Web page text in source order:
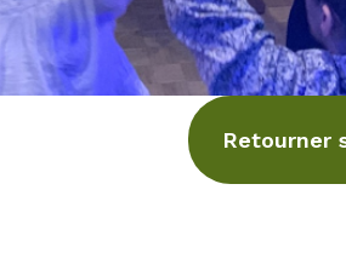
Retourner